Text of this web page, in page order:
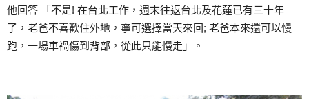
他回答 「不是! 在台北工作，週末往返台北及花蓮已有三十年
了，老爸不喜歡住外地，寧可選擇當天來回; 老爸本來還可以慢
跑，一場車禍傷到背部，從此只能慢走」。